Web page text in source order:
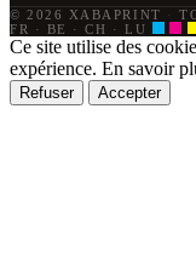
© 2026 XABAPRINT ·
FR · BE · CH · LU
Ce site utilise des
expérience. En savoir
Refuser Accepter